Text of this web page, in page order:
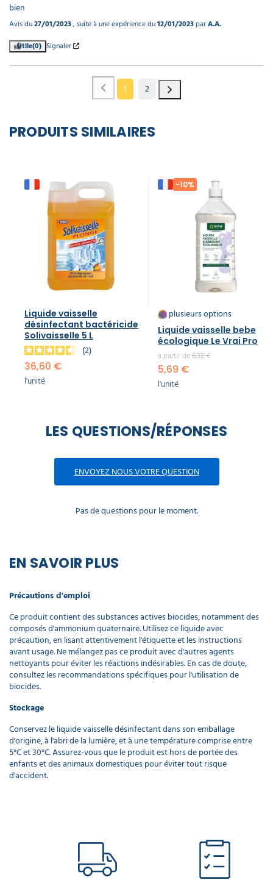
PRODUITS SIMILAIRES
Liquide vaisselle
désinfectant bactéricide
Solivaisselle 5 L
2
36,60 €
l'unité
-10%
plusieurs options
Liquide vaisselle bebe
écologique Le Vrai Pro
a partir de6,32 €
5,69 €
l'unité
LES QUESTIONS/RÉPONSES
ENVOYEZ NOUS VOTRE QUESTION
Pas de questions pour le moment.
bien
Avis du27/01/2023, suite à une expérience du12/01/2023parA.A.
Utile(0) Signaler
1 2
EN SAVOIR PLUS
Précautions d'emploi
Ce produit contient des substances actives biocides, notamment des
composés d'ammonium quaternaire. Utilisez ce liquide avec
précaution, en lisant attentivement l'étiquette et les instructions
avant usage. Ne mélangez pas ce produit avec d'autres agents
nettoyants pour éviter les réactions indésirables. En cas de doute,
consultez les recommandations spécifiques pour l'utilisation de
biocides.
Stockage
Conservez le liquide vaisselle désinfectant dans son emballage
d'origine, à l'abri de la lumière, et à une température comprise entre
5°C et 30°C. Assurez-vous que le produit est hors de portée des
enfants et des animaux domestiques pour éviter tout risque
d'accident.